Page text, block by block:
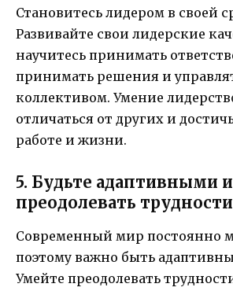
Становитесь лидером в своей
Развивайте свои лидерские
научитесь принимать
принимать решения и
коллективом. Умение
отличаться от других и
работе и жизни.
5. Будьте адаптивными
преодолевать трудности
Современный мир постоянно
поэтому важно быть
Умейте преодолевать